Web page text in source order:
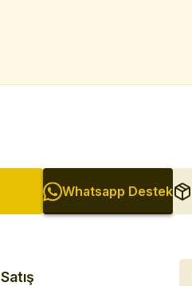
Whatsapp Destek
Satış